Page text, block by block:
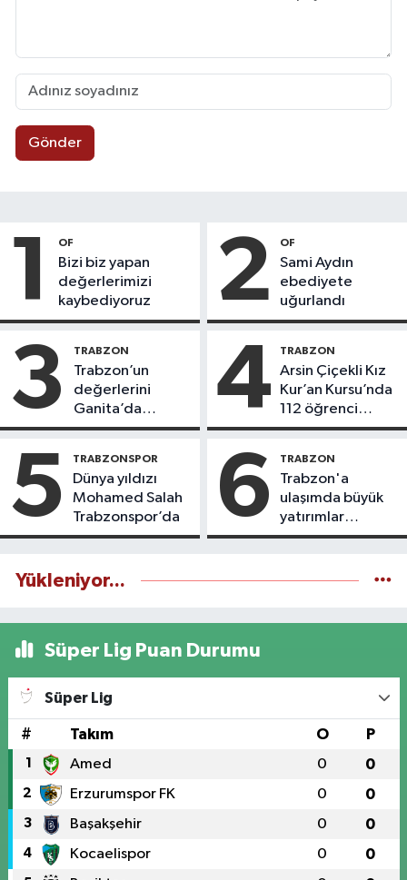
Gönder
1 OF
Bizi biz yapan
değerlerimizi
kaybediyoruz
2 OF
Sami Aydın
ebediyete
uğurlandı
3 TRABZON
Trabzon’un
değerlerini
Ganita’da
yaşatıyoruz
4 TRABZON
Arsin Çiçekli Kız
Kur’an Kursu’nda
112 öğrenci
icazet aldı
5 TRABZONSPOR
Dünya yıldızı
Mohamed Salah
Trabzonspor’da
6 TRABZON
Trabzon'a
ulaşımda büyük
yatırımlar
yapılıyor
Yükleniyor...
Süper Lig Puan Durumu
Süper Lig
# Takım O P
1 Amed 0 0
2 Erzurumspor FK 0 0
3 Başakşehir 0 0
4 Kocaelispor 0 0